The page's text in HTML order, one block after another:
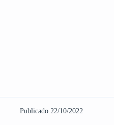
Publicado 22/10/2022